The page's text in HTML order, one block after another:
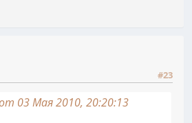
#23
03 Мая 2010, 20:20:13